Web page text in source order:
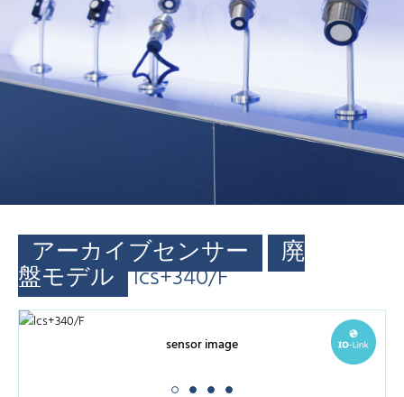
アーカイブセンサー 廃
盤モデル lcs+340/F
sensor image